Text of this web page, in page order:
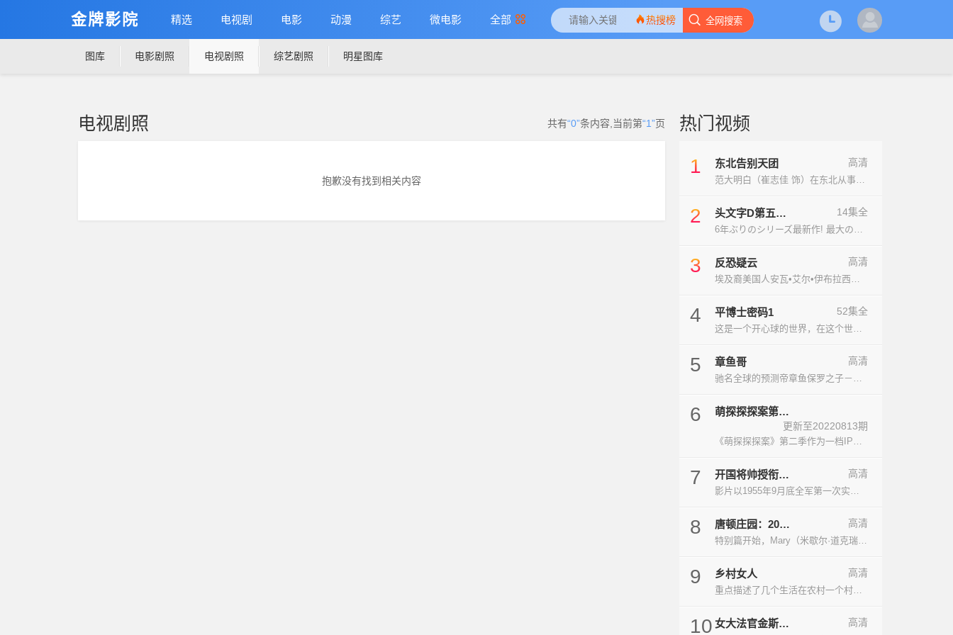
金牌影院 精选 电视剧 电影 动漫 综艺 微电影 全部 全网搜索
热搜榜
图库 电影剧照 电视剧照 综艺剧照 明星图库
电视剧照 共有“0”条内容 ,当前第“1”页
抱歉没有找到相关内容
热门视频
1 东北告别天团 高清
范大明白（崔志佳 饰）在东北从事着白事行…
2
头文字D第五季
頭文字DFifthSt
14集全
6年ぶりのシリーズ最新作! 最大の山場であ…
3 反恐疑云 高清
埃及裔美国人安瓦•艾尔•伊布拉西米（奥玛…
4 平博士密码1 52集全
这是一个开心球的世界，在这个世界有着许许…
5 章鱼哥 高清
驰名全球的预测帝章鱼保罗之子－－保罗二世…
6
萌探探探案第二
更新至20220813期
《萌探探探案》第二季作为一档IP推理欢乐解…
7
开国将帅授衔19
55
高清
影片以1955年9月底全军第一次实施授衔授勋…
8
唐顿庄园：2012
圣诞特别篇Dow
JourneytotheHi
ghlands
高清
特别篇开始，Mary（米歇尔·道克瑞 Mich…
9 乡村女人 高清
重点描述了几个生活在农村一个村里的女人所…
10 女大法官金斯伯
高清